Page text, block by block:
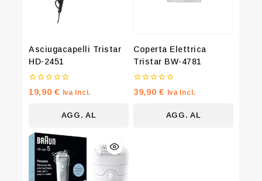
Asciugacapelli Tristar
HD-2451
0
su
19,90€ Iva Incl.
AGG. AL
Coperta Elettrica
Tristar BW-4781
0
su
39,90€ Iva Incl.
AGG. AL